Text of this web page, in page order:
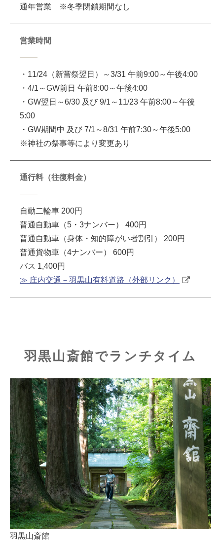
通年営業 ※冬季閉鎖期間なし
営業時間
・11/24（新嘗祭翌日）～3/31 午前9:00～午後4:00
・4/1～GW前日 午前8:00～午後4:00
・GW翌日～6/30 及び 9/1～11/23 午前8:00～午後
5:00
・GW期間中 及び 7/1～8/31 午前7:30～午後5:00
※神社の祭事等により変更あり
通行料（往復料金）
自動二輪車 200円
普通自動車（5・3ナンバー） 400円
普通自動車（身体・知的障がい者割引） 200円
普通貨物車（4ナンバー） 600円
バス 1,400円
≫ 庄内交通－羽黒山有料道路（外部リンク）
羽黒山斎館でランチタイム
羽黒山斎館